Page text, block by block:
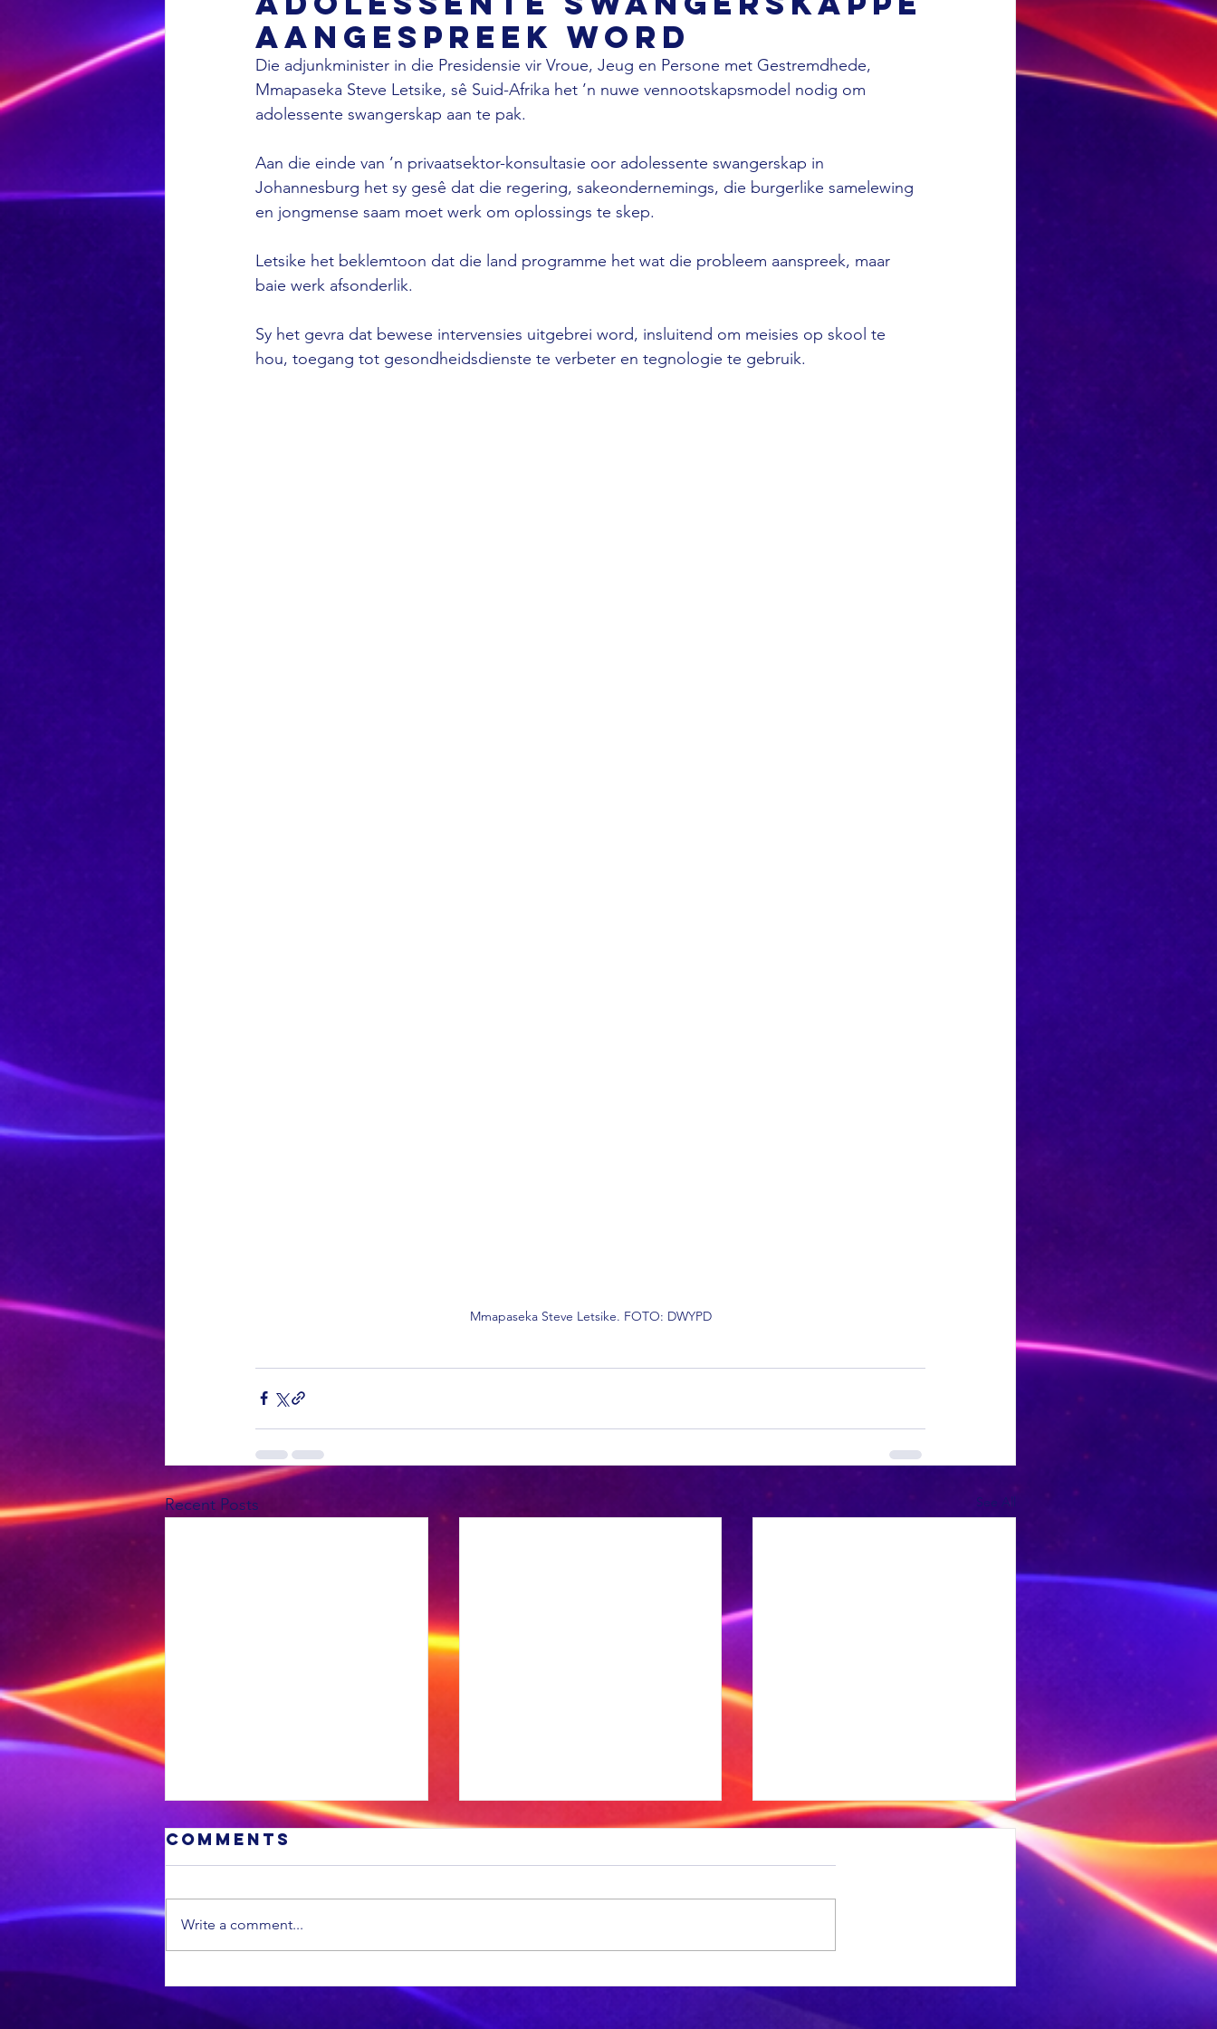
aangespreek word
Die adjunkminister in die Presidensie vir Vroue, Jeug en Persone met Gestremdhede,
Mmapaseka Steve Letsike, sê Suid-Afrika het ’n nuwe vennootskapsmodel nodig om
adolessente swangerskap aan te pak.
Aan die einde van ’n privaatsektor-konsultasie oor adolessente swangerskap in
Johannesburg het sy gesê dat die regering, sakeondernemings, die burgerlike samelewing
en jongmense saam moet werk om oplossings te skep.
Letsike het beklemtoon dat die land programme het wat die probleem aanspreek, maar
baie werk afsonderlik.
Sy het gevra dat bewese intervensies uitgebrei word, insluitend om meisies op skool te
hou, toegang tot gesondheidsdienste te verbeter en tegnologie te gebruik.
Mmapaseka Steve Letsike. FOTO: DWYPD
Recent Posts See All
'n VS
munisipaliteit
Sneeu word in
'n Ligte
Comments
Write a comment...